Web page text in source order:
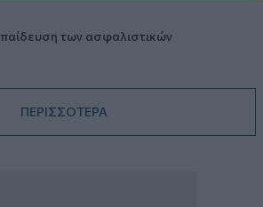
των ασφαλιστικών
ΠΕΡΙΣΣΟΤΕΡΑ